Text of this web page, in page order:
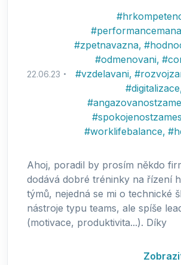
22.06.23
#
#
#zpetnavazna, #
#odmenovani, #
#vzdelavani, #
#digitalizace
#
#
#worklifebalance, #
Ahoj, poradil by prosím někdo
dodává dobré tréninky na řízení
týmů, nejedná se mi o technické
nástroje typu teams, ale spíše
(motivace, produktivita...). Díky